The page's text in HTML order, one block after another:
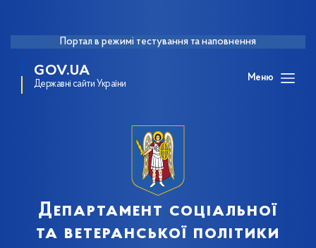
Портал в режимі тестування та наповнення
GOV.UA
Державні сайти України
Меню
Департамент соціальної
та ветеранської політики